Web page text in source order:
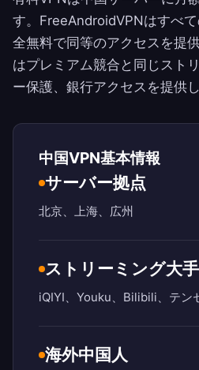
す。 FreeAndroidVPNはすべ
全無料で同等のアクセスを提
はプレミアム競合と同じスト
ー保護、銀行アクセスを提供し
中国VPN基本情報
サーバー拠点
北京、上海、広州
ストリーミング大手
iQIYI、Youku、Bilibili、テン
海外中国人